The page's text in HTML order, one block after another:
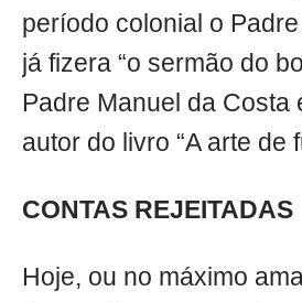
período colonial o
já fizera “o sermão do
Padre Manuel da Costa
autor do livro “A arte de
CONTAS REJEITADAS
Hoje, ou no máximo